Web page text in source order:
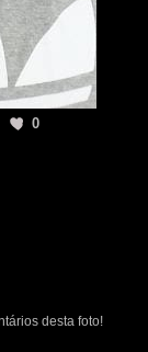
0
desta foto!